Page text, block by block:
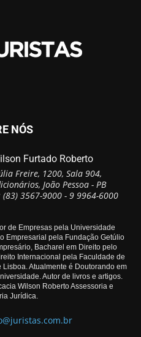
NÓS
Furtado Roberto
Freire, 1200, Sala 904,
João Pessoa - PB
(83) 3567-9000 - 9 9964-6000
de Empresas pela Universidade
Empresarial pela Fundação Getúlio
Bacharel em Direito pelo
Internacional pela Faculdade de
Atualmente é Doutorando em
Autor de livros e artigos.
Wilson Roberto Assessoria e
Jurídica.